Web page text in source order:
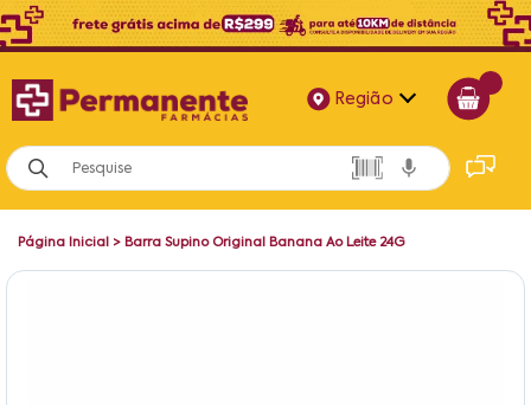
Região
Alagoas
Bahia
Página Inicial > Barra Supino Original Banana Ao Leite 24G